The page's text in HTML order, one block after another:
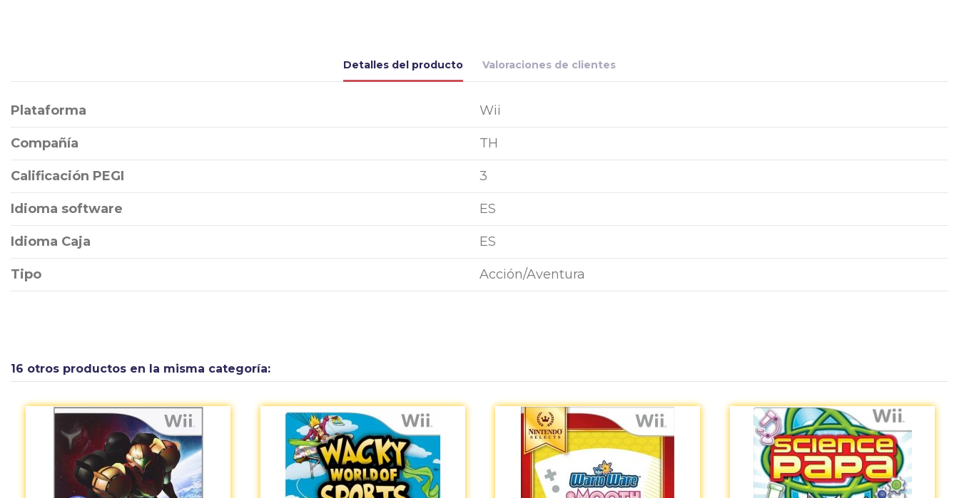
Detalles del producto Valoraciones de clientes
Plataforma Wii
Compañía TH
Calificación PEGI 3
Idioma software ES
Idioma Caja ES
Tipo Acción/Aventura
16 otros productos en la misma categoría: